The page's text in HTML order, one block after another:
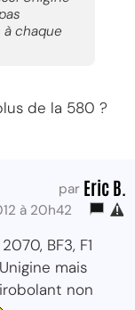
à chaque
de la 580 ?
par Eric B.
à 20h42
BF3, F1
mais
non